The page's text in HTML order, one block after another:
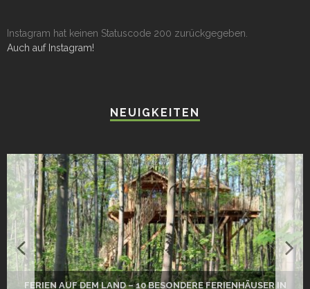
Instagram hat keinen Statuscode 200 zurückgegeben.
Auch auf Instagram!
NEUIGKEITEN
FERIEN AUF DEM LAND – 10 BESONDERE FERIENHÄUSER IN